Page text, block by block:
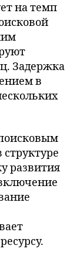
на темп
Задержка
в
развития